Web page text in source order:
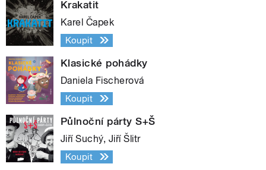
Krakatit
Karel Čapek
Koupit
Klasické pohádky
Daniela Fischerová
Koupit
Půlnoční párty S+Š
Jiří Suchý, Jiří Šlitr
Koupit